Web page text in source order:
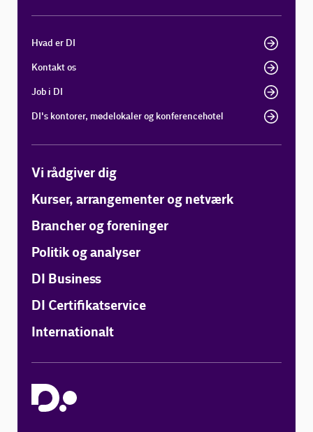
Hvad er DI
Kontakt os
Job i DI
DI's kontorer, mødelokaler og konferencehotel
Vi rådgiver dig
Kurser, arrangementer og netværk
Brancher og foreninger
Politik og analyser
DI Business
DI Certifikatservice
Internationalt